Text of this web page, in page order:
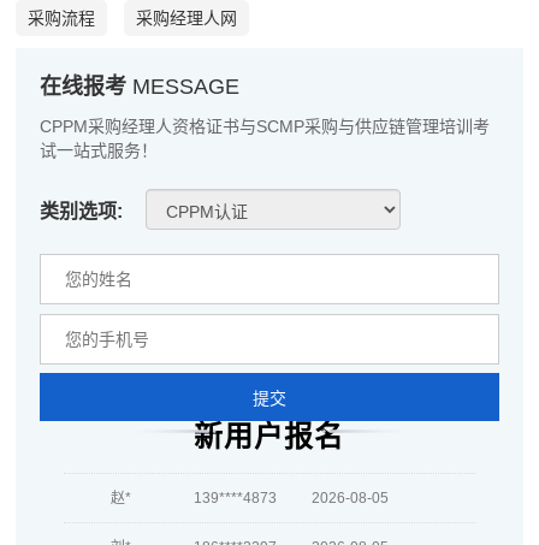
采购流程 采购经理人网
在线报考 MESSAGE
CPPM采购经理人资格证书与SCMP采购与供应链管理培训考
试一站式服务！
类别选项:
提交
新用户报名
陈** 133****2265
李* 186****8657 2026-08-06
186****3072 2026-08-06
133****3373 2026-08-06
何**
蒋*
139****4074 2026-08-06